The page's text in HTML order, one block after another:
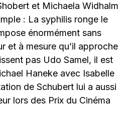
et Michaela Widhalm
: La syphilis ronge le
énormément sans
et à mesure qu’il approche
pas Udo Samel, il est
Haneke avec Isabelle
de Schubert lui a aussi
lors des Prix du Cinéma